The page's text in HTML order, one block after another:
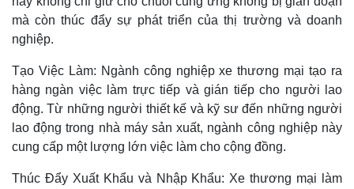
mà còn thúc đẩy sự phát triển của thị trường và doanh
nghiệp.
Tạo Việc Làm: Ngành công nghiệp xe thương mại tạo ra
hàng ngàn việc làm trực tiếp và gián tiếp cho người lao
động. Từ những người thiết kế và kỹ sư đến những người
lao động trong nhà máy sản xuất, ngành công nghiệp này
cung cấp một lượng lớn việc làm cho cộng đồng.
Thúc Đẩy Xuất Khẩu và Nhập Khẩu: Xe thương mại làm